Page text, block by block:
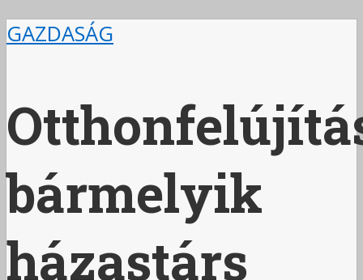
GAZDASÁG
bármelyik
házastárs